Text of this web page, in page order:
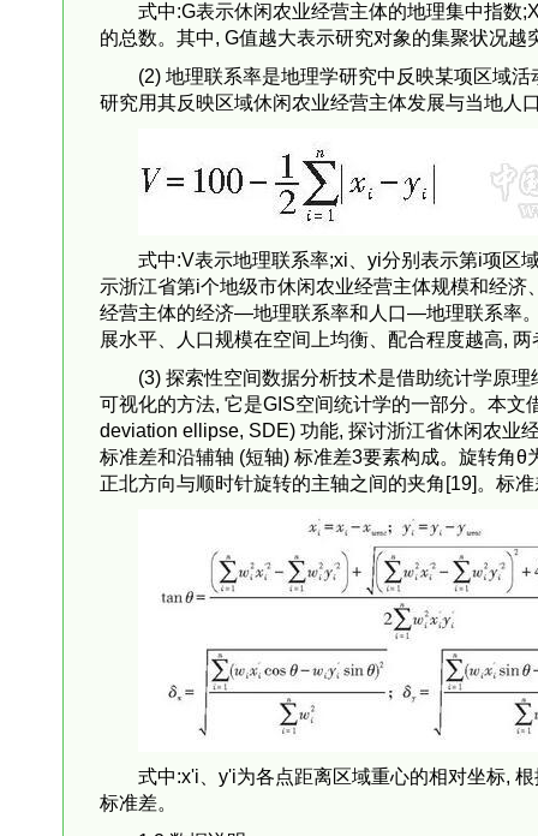
式中:G表示休闲农业经营主体的地理集中指数
的总数。其中, G值越大表示研究对象的集聚状况越
(2) 地理联系率是地理学研究中反映某项区域
研究用其反映区域休闲农业经营主体发展与当地人
式中:V表示地理联系率;xi、yi分别表示第i项区
示浙江省第i个地级市休闲农业经营主体规模和经
经营主体的经济—地理联系率和人口—地理联系率
展水平、人口规模在空间上均衡、配合程度越高, 两
(3) 探索性空间数据分析技术是借助统计学原
可视化的方法, 它是GIS空间统计学的一部分。本
deviation ellipse, SDE) 功能, 探讨浙江省休闲农业
标准差和沿辅轴 (短轴) 标准差3要素构成。旋转角
正北方向与顺时针旋转的主轴之间的夹角[19]。标
式中:x'i、y'i为各点距离区域重心的相对坐标,
标准差。